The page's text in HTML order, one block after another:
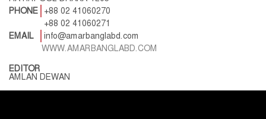
PHONE
+88 02 41060270
+88 02 41060271
EMAIL
info@amarbanglabd.com
WWW.AMARBANGLABD.COM
EDITOR
AMLAN DEWAN